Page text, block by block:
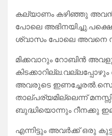
കല്യാണം കഴിഞ്ഞു
പോലെ
ശ്വാസം പോലെ അവനെ
മിക്കവാറും റോബിൻ
അവരുടെ
താല്പര്യമില്ലെന്ന്
ബുദ്ധിയൊന്നും റീനക്കു
എന്നിട്ടും അവർക്ക് ഒരു